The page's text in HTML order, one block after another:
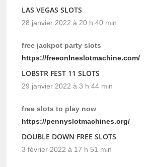
LAS VEGAS SLOTS
28 janvier 2022 à 20 h 40 min
free jackpot party slots
https://freeonlneslotmachine.com/
LOBSTR FEST 11 SLOTS
29 janvier 2022 à 3 h 44 min
free slots to play now
https://pennyslotmachines.org/
DOUBLE DOWN FREE SLOTS
3 février 2022 à 17 h 51 min